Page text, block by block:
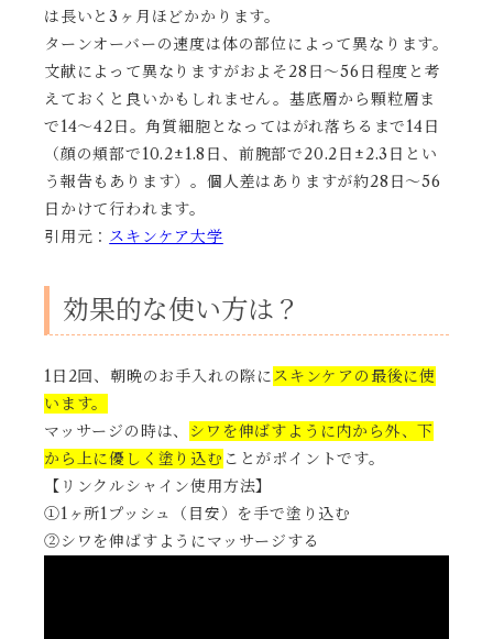
は長いと3ヶ月ほどかかります。
ターンオーバーの速度は体の部位によって異なります。
文献によって異なりますがおよそ28日～56日程度と考
えておくと良いかもしれません。基底層から顆粒層ま
で14～42日。角質細胞となってはがれ落ちるまで14日
（顔の頬部で10.2±1.8日、前腕部で20.2日±2.3日とい
う報告もあります）。個人差はありますが約28日～56
日かけて行われます。
引用元： スキンケア大学
効果的な使い方は？
1日2回、朝晩のお手入れの際にスキンケアの最後に使
います。
マッサージの時は、 シワを伸ばすように内から外、下
から上に優しく塗り込む ことがポイントです。
【リンクルシャイン使用方法】
①1ヶ所1プッシュ（目安）を手で塗り込む
②シワを伸ばすようにマッサージする